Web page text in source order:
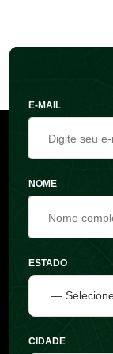
E-MAIL
NOME
ESTADO
CIDADE